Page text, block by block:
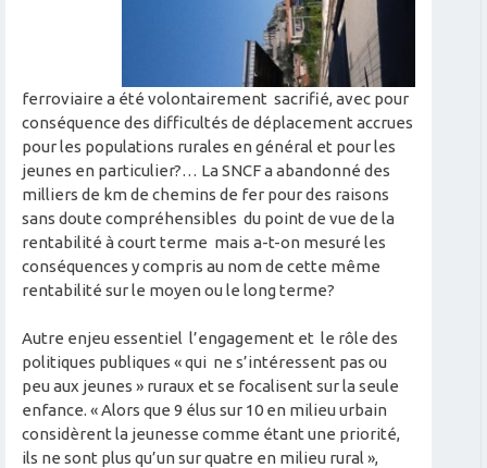
ferroviaire a été volontairement sacrifié, avec pour
conséquence des difficultés de déplacement accrues
pour les populations rurales en général et pour les
jeunes en particulier?… La SNCF a abandonné des
milliers de km de chemins de fer pour des raisons
sans doute compréhensibles du point de vue de la
rentabilité à court terme mais a-t-on mesuré les
conséquences y compris au nom de cette même
rentabilité sur le moyen ou le long terme?
Autre enjeu essentiel l’engagement et le rôle des
politiques publiques « qui ne s’intéressent pas ou
peu aux jeunes » ruraux et se focalisent sur la seule
enfance. « Alors que 9 élus sur 10 en milieu urbain
considèrent la jeunesse comme étant une priorité,
ils ne sont plus qu’un sur quatre en milieu rural »,